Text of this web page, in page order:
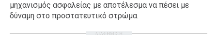
Food
Body+Mind
Ταξίδια
μηχανισμός ασφαλείας με αποτέλεσμα να πέσει με
δύναμη στο προστατευτικό στρώμα.
ΔΙΑΦΗΜΙΣΗ